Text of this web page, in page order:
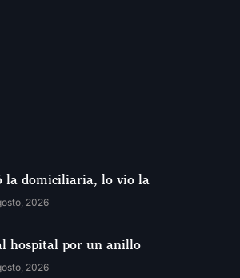
la domiciliaria, lo vio la
2026
hospital por un anillo
2026